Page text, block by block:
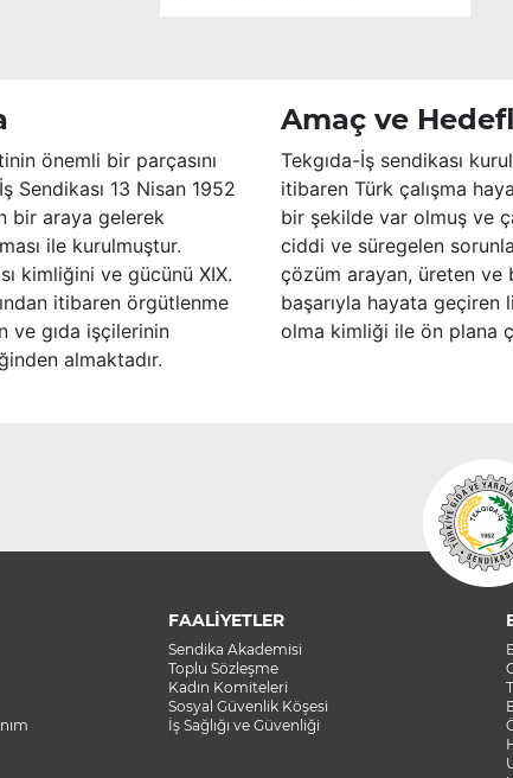
önemli bir parçasını
Sendikası 13 Nisan 1952
bir araya gelerek
ile kurulmuştur.
kimliğini ve gücünü XIX.
itibaren örgütlenme
ve gıda işçilerinin
almaktadır.
Amaç ve
Tekgıda-İş sendikası
itibaren Türk çalışma
bir şekilde var olmuş ve
ciddi ve süregelen
çözüm arayan, üreten ve
başarıyla hayata geçiren
olma kimliği ile ön plana
FAALİYETLER
Sendika Akademisi
Toplu Sözleşme
Kadın Komiteleri
Sosyal Güvenlik Köşesi
İş Sağlığı ve Güvenliği